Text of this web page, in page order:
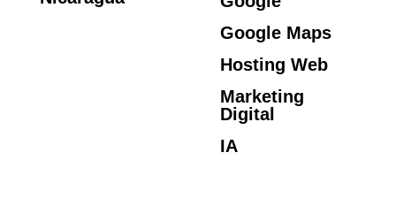
Google Maps
Hosting Web
Marketing
Digital
IA